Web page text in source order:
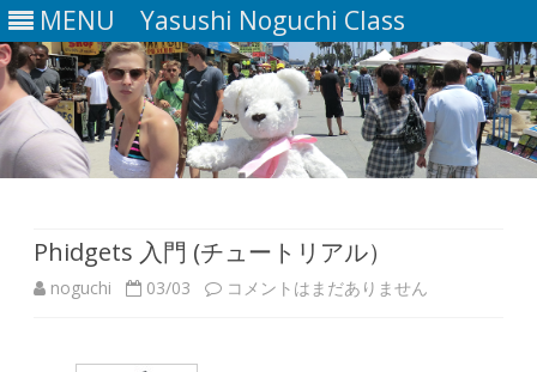
MENU Yasushi Noguchi Class
Phidgets 入門 (チュートリアル）
noguchi 03/03
Phidgets
コメントはまだありません